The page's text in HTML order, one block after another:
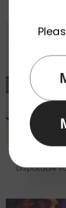
Disposable